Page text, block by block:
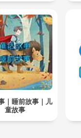
｜睡前故事｜儿
童故事